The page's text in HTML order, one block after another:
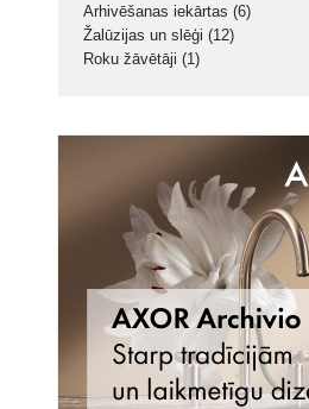
Arhivēšanas iekārtas (6)
Žalūzijas un slēģi (12)
Roku žāvētāji (1)